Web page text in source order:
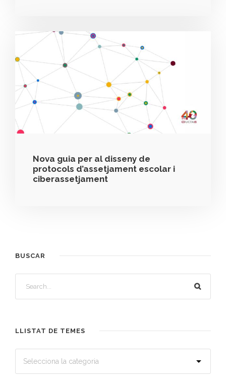
Nova guia per al disseny de
protocols d’assetjament escolar i
ciberassetjament
BUSCAR
LLISTAT DE TEMES